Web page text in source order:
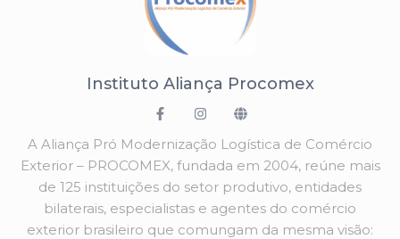
Instituto Aliança Procomex
A Aliança Pró Modernização Logística de Comércio
Exterior – PROCOMEX, fundada em 2004, reúne mais
de 125 instituições do setor produtivo, entidades
bilaterais, especialistas e agentes do comércio
exterior brasileiro que comungam da mesma visão: